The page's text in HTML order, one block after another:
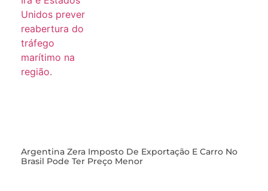
Argentina Zera Imposto De Exportação E Carro No
Brasil Pode Ter Preço Menor